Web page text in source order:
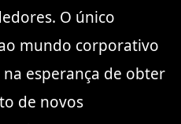
O único
mundo corporativo
esperança de obter
de novos